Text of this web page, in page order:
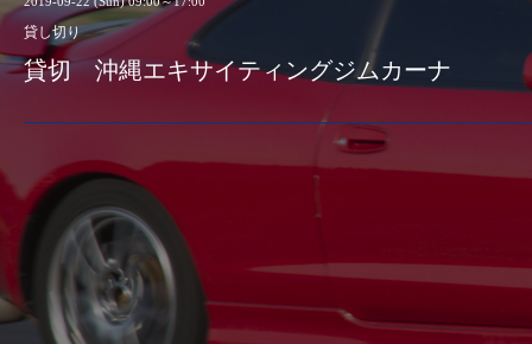
貸し切り
貸切 沖縄エキサイティングジムカーナ